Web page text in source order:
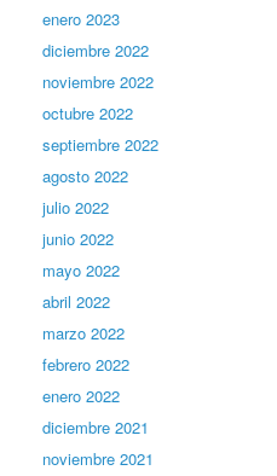
enero 2023
diciembre 2022
noviembre 2022
octubre 2022
septiembre 2022
agosto 2022
julio 2022
junio 2022
mayo 2022
abril 2022
marzo 2022
febrero 2022
enero 2022
diciembre 2021
noviembre 2021